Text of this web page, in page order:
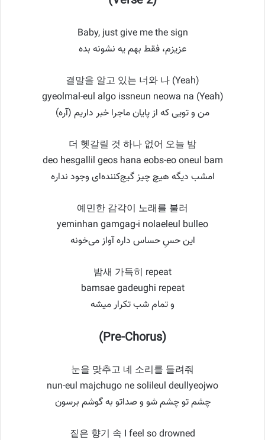
Baby, just give me the sign
عزیزم، فقط بهم یه نشونه بده
결말을 알고 있는 너와 나 (Yeah)
gyeolmal-eul algo issneun neowa na (Yeah)
من و تویی که از پایان ماجرا خبر داریم (آره)
더 헷갈릴 것 하나 없어 오늘 밤
deo hesgallil geos hana eobs-eo oneul bam
امشب دیگه هیچ چیز گیج‌کننده‌ای وجود نداره
예민한 감각이 노래를 불러
yeminhan gamgag-i nolaeleul bulleo
این حسِ حساس داره آواز می‌خونه
밤새 가득히 repeat
bamsae gadeughi repeat
و تمام شب تکرار میشه
(Pre-Chorus)
눈을 맞추고 네 소리를 들려줘
nun-eul majchugo ne solileul deullyeojwo
چشم تو چشم شو و صداتو به گوشم برسون
짙은 향기 속 I feel so drowned